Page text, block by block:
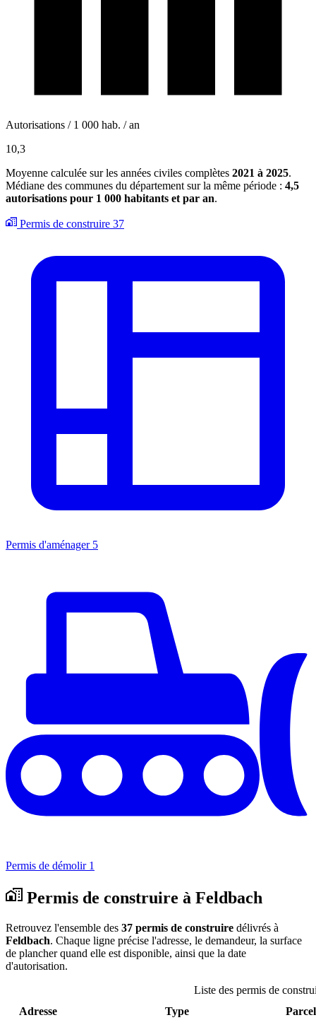
Autorisations / 1 000 hab. / an
10,3
Moyenne calculée sur les années civiles complètes 2021 à 2025.
Médiane des communes du département sur la même période : 4,5
autorisations pour 1 000 habitants et par an.
Permis de construire 37
Permis d'aménager 5
Permis de démolir 1
Permis de construire à Feldbach
Retrouvez l'ensemble des 37 permis de construire délivrés à
Feldbach. Chaque ligne précise l'adresse, le demandeur, la surface
de plancher quand elle est disponible, ainsi que la date
d'autorisation.
Liste des permis de
Adresse
Type